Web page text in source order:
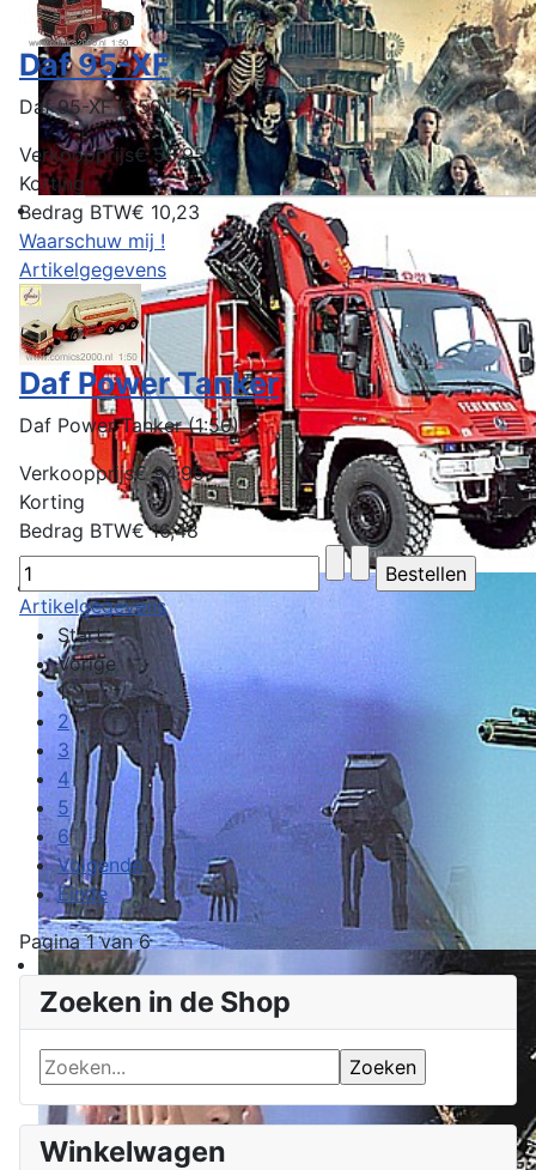
Zoeken in de Shop
Winkelwagen
Daf 95-XF
Daf 95-XF (1:50)
Verkoopprijs€ 58,95
Korting
Bedrag BTW€ 10,23
Waarschuw mij !
Artikelgegevens
Daf Power Tanker
Daf Power Tanker (1:50)
Verkoopprijs€ 94,95
Korting
Bedrag BTW€ 16,48
Artikelgegevens
Start
Vorige
1
2
3
4
5
6
Volgende
Einde
Pagina 1 van 6